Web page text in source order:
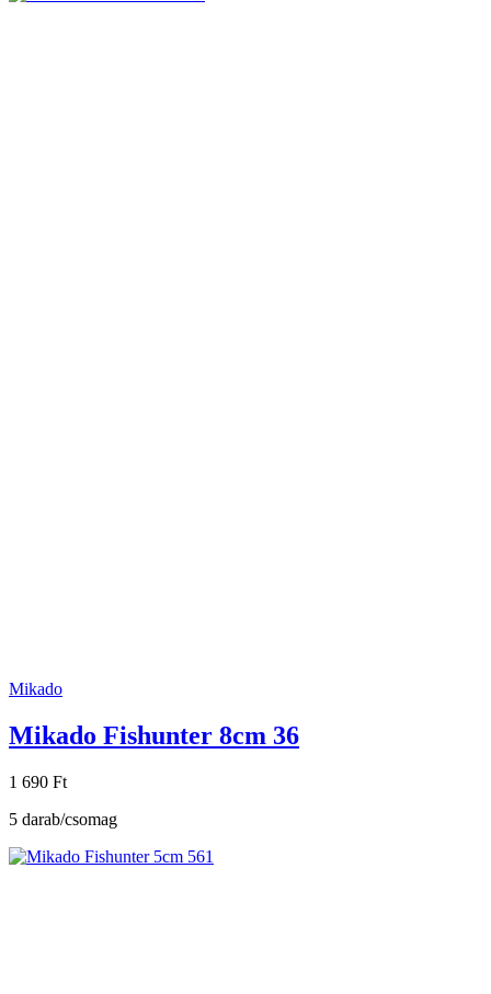
Mikado
Mikado Fishunter 8cm 36
1 690 Ft
5 darab/csomag